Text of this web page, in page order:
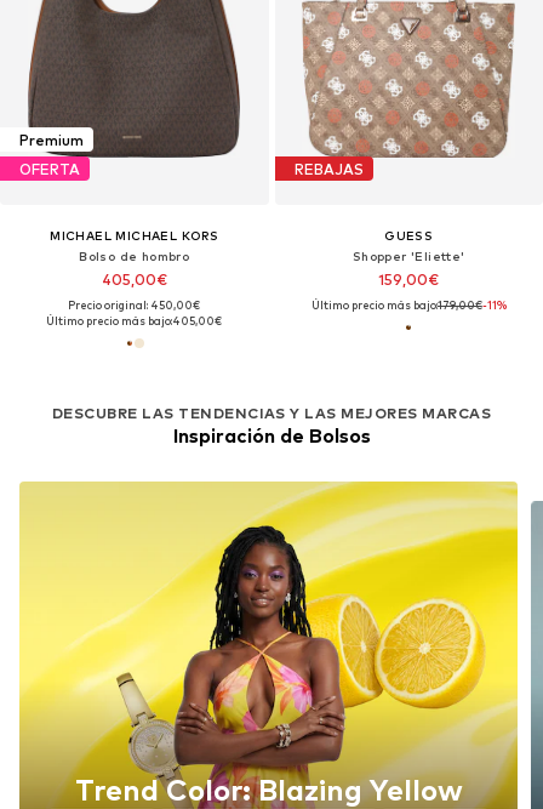
Premium
OFERTA
MICHAEL MICHAEL KORS
Bolso de hombro
405,00€
Precio original: 450,00€
Último precio más bajo:405,00€
REBAJAS
GUESS
Shopper 'Eliette'
159,00€
Último precio más bajo:179,00€-11%
DESCUBRE LAS TENDENCIAS Y LAS MEJORES MARCAS
Inspiración de Bolsos
Trend Color: Blazing Yellow